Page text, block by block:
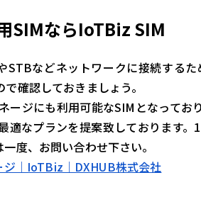
SIMならIoTBiz SIM
STBなどネットワークに接続する
確認しておきましょう。
ージにも利用可能なSIMとなって
適なプランを提案致しております
度、お問い合わせ下さい。
ジ｜IoTBiz｜DXHUB株式会社